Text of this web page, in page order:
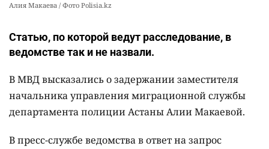
Алия Макаева / Фото Polisia.kz
Статью, по которой ведут расследование, в
ведомстве так и не назвали.
В МВД высказались о задержании заместителя
начальника управления миграционной службы
департамента полиции Астаны Алии Макаевой.
В пресс-службе ведомства в ответ на запрос